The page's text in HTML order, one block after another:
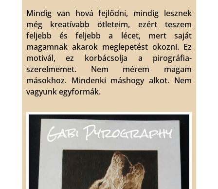
Mindig van hová fejlődni, mindig lesznek
még kreatívabb ötleteim, ezért teszem
feljebb és feljebb a lécet, mert saját
magamnak akarok meglepetést okozni. Ez
motivál, ez korbácsolja a pirográfia-
szerelmemet. Nem mérem magam
másokhoz. Mindenki máshogy alkot. Nem
vagyunk egyformák.